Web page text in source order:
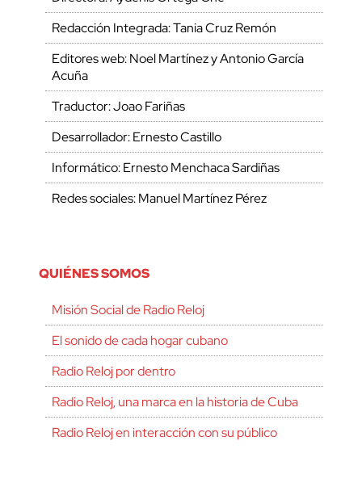
Redacción Integrada: Tania Cruz Remón
Editores web: Noel Martínez y Antonio García
Acuña
Traductor: Joao Fariñas
Desarrollador: Ernesto Castillo
Informático: Ernesto Menchaca Sardiñas
Redes sociales: Manuel Martínez Pérez
QUIÉNES SOMOS
Misión Social de Radio Reloj
El sonido de cada hogar cubano
Radio Reloj por dentro
Radio Reloj, una marca en la historia de Cuba
Radio Reloj en interacción con su público